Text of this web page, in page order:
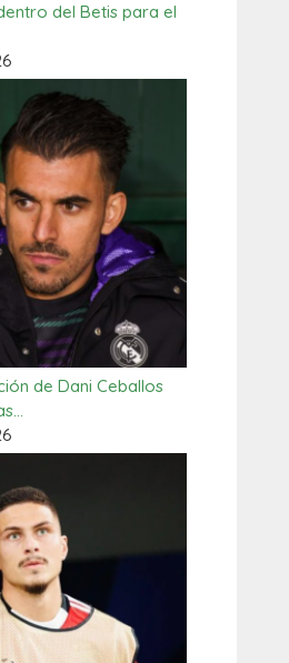
del Betis para el
de Dani Ceballos